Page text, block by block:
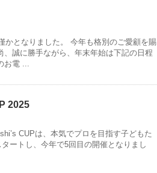
かとなりました。 今年も格別のご愛顧を賜
誠に勝手ながら、年末年始は下記の日程
お電 ...
2025
CUPは、本気でプロを目指す子どもた
ートし、今年で5回目の開催となりまし